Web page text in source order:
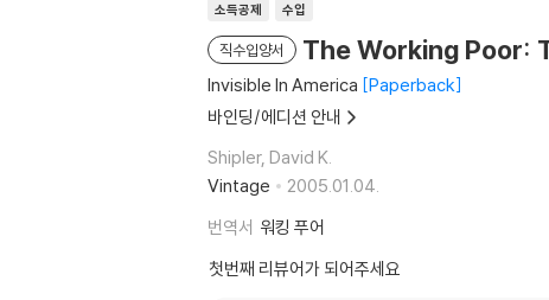
소득공제 수입
직수입양서 The Working Poor:
Invisible In America Paperback
바인딩/에디션 안내
Shipler, David K.
Vintage
2005.01.04.
번역서 워킹 푸어
첫번째 리뷰어가 되어주세요